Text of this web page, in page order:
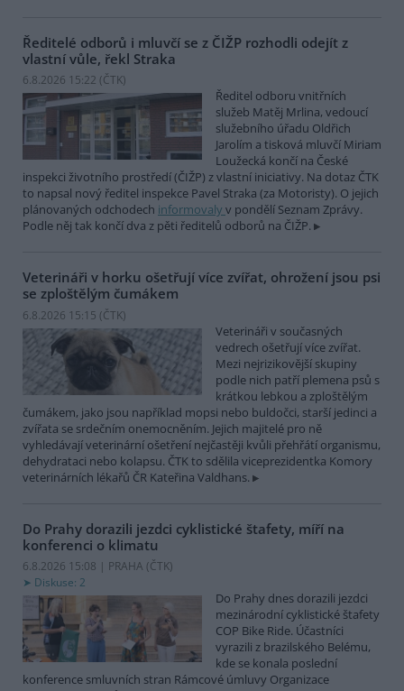
Ředitelé odborů i mluvčí se z ČIŽP rozhodli odejít z
vlastní vůle, řekl Straka
6.8.2026 15:22 (ČTK)
Ředitel odboru vnitřních
služeb Matěj Mrlina, vedoucí
služebního úřadu Oldřich
Jarolím a tisková mluvčí Miriam
Loužecká končí na České
inspekci životního prostředí (ČIŽP) z vlastní iniciativy. Na dotaz ČTK
to napsal nový ředitel inspekce Pavel Straka (za Motoristy). O jejich
plánovaných odchodech informovaly v pondělí Seznam Zprávy.
Podle něj tak končí dva z pěti ředitelů odborů na ČIŽP.
Veterináři v horku ošetřují více zvířat, ohrožení jsou psi
se zploštělým čumákem
6.8.2026 15:15 (ČTK)
Veterináři v současných
vedrech ošetřují více zvířat.
Mezi nejrizikovější skupiny
podle nich patří plemena psů s
krátkou lebkou a zploštělým
čumákem, jako jsou například mopsi nebo buldočci, starší jedinci a
zvířata se srdečním onemocněním. Jejich majitelé pro ně
vyhledávají veterinární ošetření nejčastěji kvůli přehřátí organismu,
dehydrataci nebo kolapsu. ČTK to sdělila viceprezidentka Komory
veterinárních lékařů ČR Kateřina Valdhans.
Do Prahy dorazili jezdci cyklistické štafety, míří na
konferenci o klimatu
6.8.2026 15:08 | PRAHA (ČTK)
Diskuse: 2
Do Prahy dnes dorazili jezdci
mezinárodní cyklistické štafety
COP Bike Ride. Účastníci
vyrazili z brazilského Belému,
kde se konala poslední
konference smluvních stran Rámcové úmluvy Organizace